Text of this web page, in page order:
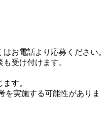
お電話より応募ください。
受け付けます。
す。
実施する可能性がありま